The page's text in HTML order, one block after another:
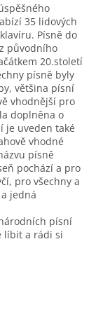
35 lidových
Písně do
původního
20.století
písně byly
většina písní
vhodnější pro
doplněna o
je uveden také
vhodné
písně
pochází a pro
pro všechny a
jedná
písní
líbit a rádi si